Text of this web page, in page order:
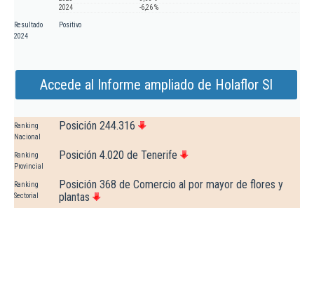
2024
-6,26 %
Resultado
2024
Positivo
Accede al Informe ampliado de Holaflor Sl
Ranking
Nacional
Posición 244.316
Ranking
Provincial
Posición 4.020 de Tenerife
Ranking
Sectorial
Posición 368 de Comercio al por mayor de flores y
plantas